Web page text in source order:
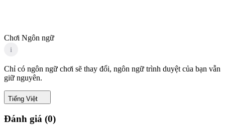
Chơi Ngôn ngữ
i
Chỉ có ngôn ngữ chơi sẽ thay đổi, ngôn ngữ trình duyệt của bạn vẫn
giữ nguyên.
Tiếng Việt
Đánh giá (0)